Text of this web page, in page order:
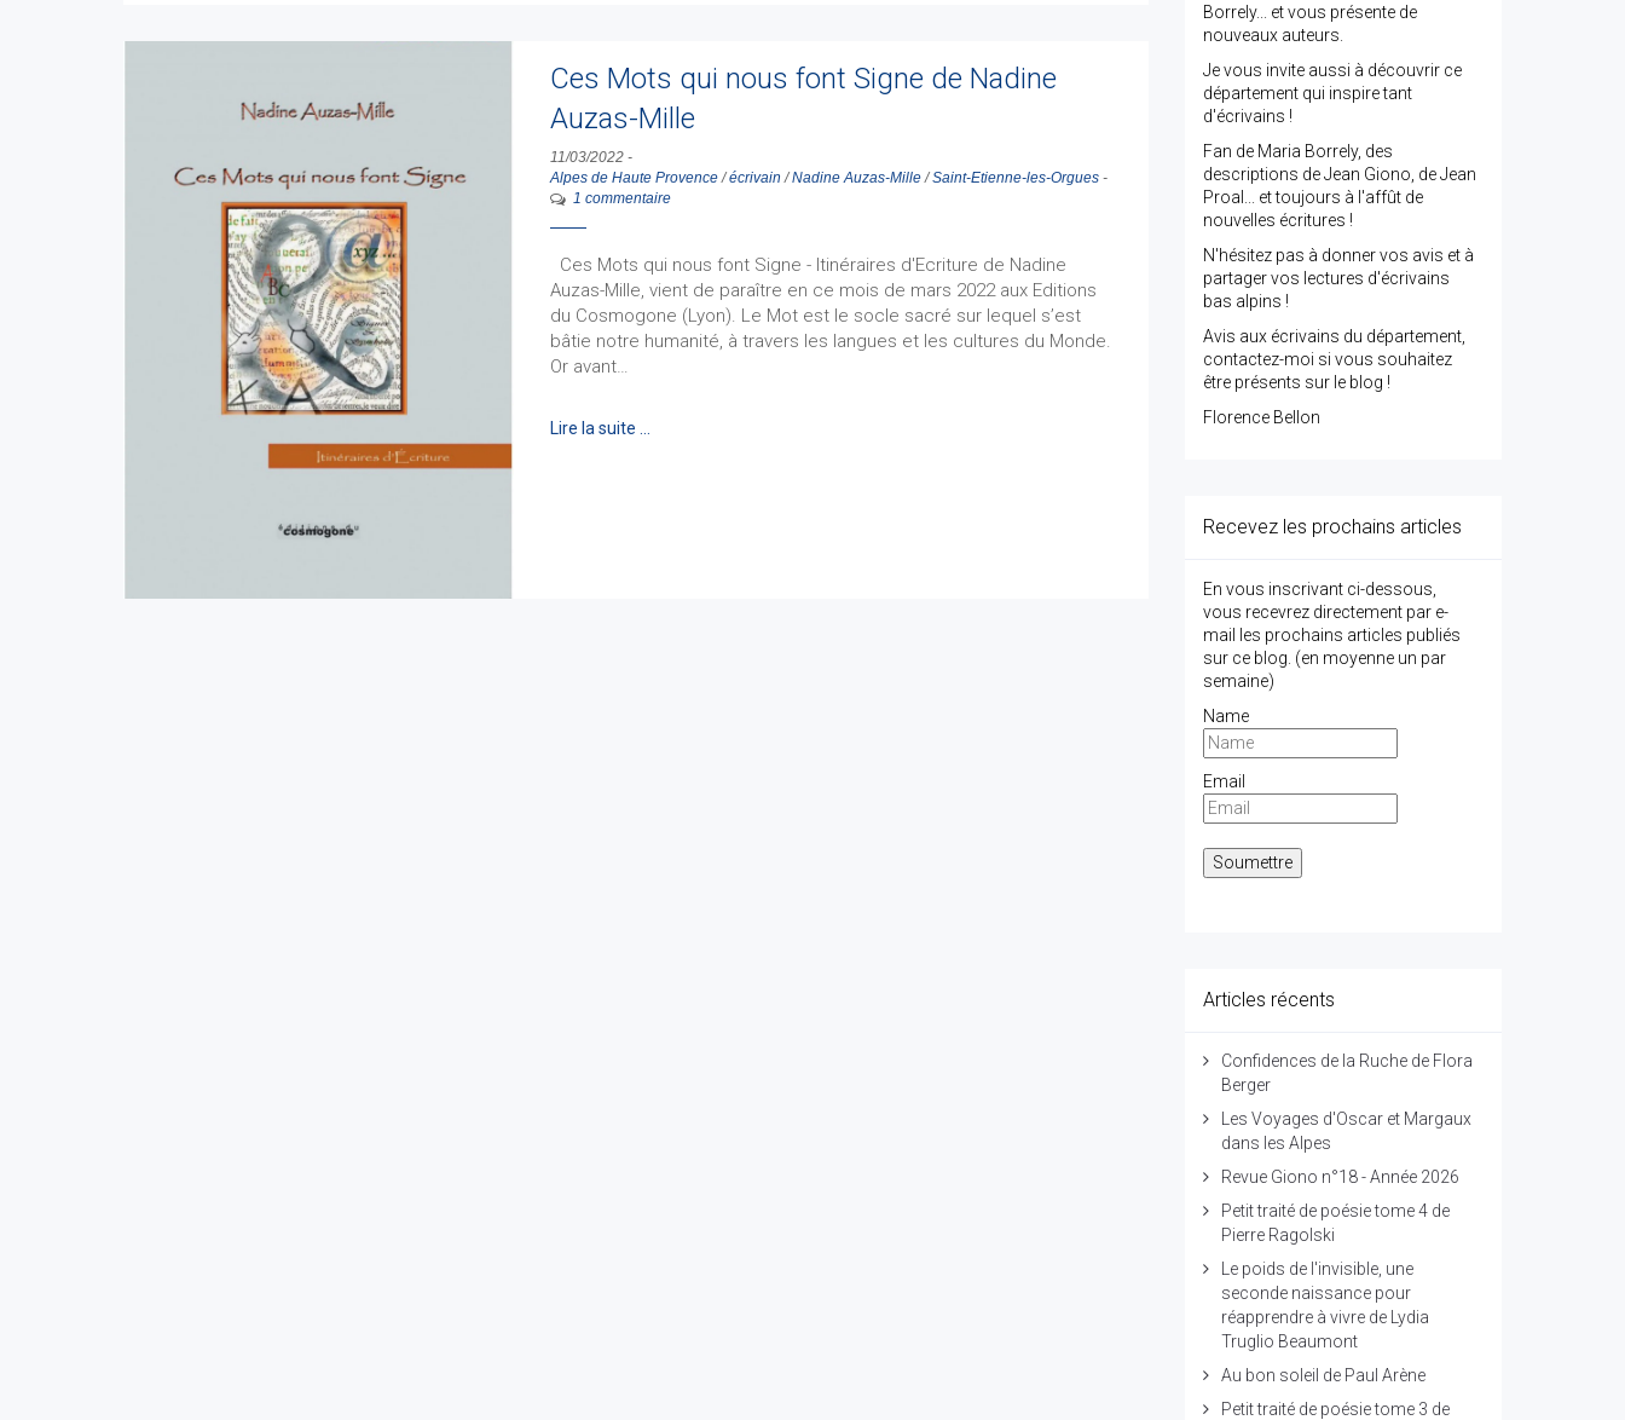
Ces Mots qui nous font Signe de Nadine
Auzas-Mille
11/03/2022 -
Alpes de Haute Provence/écrivain /Nadine Auzas-Mille/Saint-Etienne-les-Orgues -
1 commentaire
Ces Mots qui nous font Signe - Itinéraires d'Ecriture de Nadine
Auzas-Mille, vient de paraître en ce mois de mars 2022 aux Editions
du Cosmogone (Lyon). Le Mot est le socle sacré sur lequel s’est
bâtie notre humanité, à travers les langues et les cultures du Monde.
Or avant…
Lire la suite …
Borrely... et vous présente de
nouveaux auteurs.
Je vous invite aussi à découvrir ce
département qui inspire tant
d'écrivains !
Fan de Maria Borrely, des
descriptions de Jean Giono, de Jean
Proal... et toujours à l'affût de
nouvelles écritures !
N'hésitez pas à donner vos avis et à
partager vos lectures d'écrivains
bas alpins !
Avis aux écrivains du département,
contactez-moi si vous souhaitez
être présents sur le blog !
Florence Bellon
Recevez les prochains articles
En vous inscrivant ci-dessous,
vous recevrez directement par e-
mail les prochains articles publiés
sur ce blog. (en moyenne un par
semaine)
Name
Email
Articles récents
Confidences de la Ruche de Flora
Berger
Les Voyages d'Oscar et Margaux
dans les Alpes
Revue Giono n°18 - Année 2026
Petit traité de poésie tome 4 de
Pierre Ragolski
Le poids de l'invisible, une
seconde naissance pour
réapprendre à vivre de Lydia
Truglio Beaumont
Au bon soleil de Paul Arène
Petit traité de poésie tome 3 de